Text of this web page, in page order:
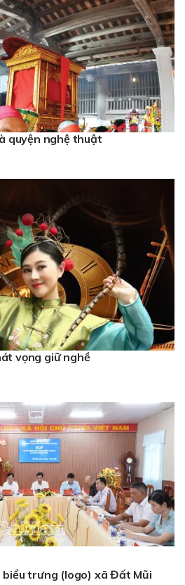
quyện nghệ thuật
vọng giữ nghề
biểu trưng (logo) xã Đất Mũi